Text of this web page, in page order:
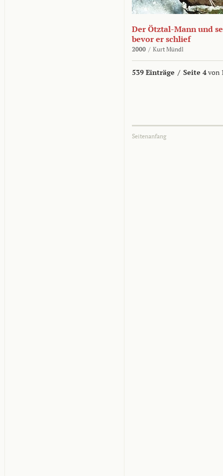
Der Ötztal-Mann und
bevor er schlief
2000 / Kurt Mündl
539 Einträge / Seite 4von
Seitenanfang